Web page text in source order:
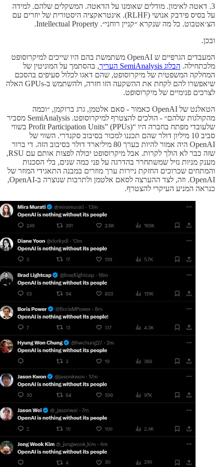
3. דאטה לאימון. מודלים שאומנו על הדאטה. המשקלים שלהם. למידה
על בסיס פידבק אנושי (RLHF). אינטראקציה היסטורית של יוזרים עם
הצ׳אטבוט. כל מה שנקרא ״קניין רוחני״. Intellectual Property.
ובכן.
המעבדים הגרפיים ש OpenAI משתמשת בהם היו שייכים למיקרוסופט
מלכתחילה. הבלוג SemiAnalysis העריך
, בהסתמך על המוניטין של
המחלקה המשפטית של מיקרוסופט, שהם דאגו לכלול סעיפים בהסכם
שיאפשרו להם לקחת את ההשקעה הזו חזרה, ולהשתמש ב-GPUs האלה
לצרכים פנימיים של מיקרוסופט.
הטאלנט של OpenAI כאמור - סאם אלטמן, גרג ברוקמן, ״וכמה
מהקולגות שלהם״ - הולכים להצטרף למיקרוסופט. SemiAnalysis מסביר
שלעובדי מפתח בחברה היו “Profit Participation Units” (PPUs) בשווי
סביב 10 מיליון דולר שהם תכננו למכור בסיבוב סקנדרי. השווי של
OpenAI היה אמור להיות בערך 80 מיליארד דולר בסיבוב הזה. די ברור
שזה כבר לא הולך לקרות. אבל מיקרוסופט יכולה לפצות אותם עם RSU,
מענק מניות נזיל שמשתחרר בהדרגה על פני כמה שנים, בלי הסכנות
והמתחים שכרוכים החזקת ניירות ערך מוזרים במבנה התאגידי המוזר של
OpenAI. וזה, לצד ההערצה לסאם אלטמן ולתרבות שנוצרה ב-OpenAI,
כנראה המניע העיקרי להצטרף.